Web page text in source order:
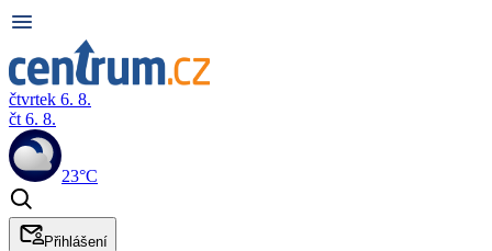
čtvrtek 6. 8.
čt 6. 8.
23°C
Přihlášení